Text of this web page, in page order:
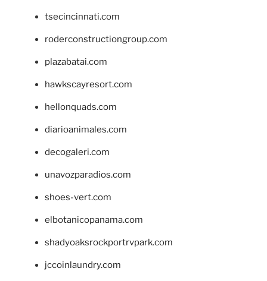
tsecincinnati.com
roderconstructiongroup.com
plazabatai.com
hawkscayresort.com
hellonquads.com
diarioanimales.com
decogaleri.com
unavozparadios.com
shoes-vert.com
elbotanicopanama.com
shadyoaksrockportrvpark.com
jccoinlaundry.com